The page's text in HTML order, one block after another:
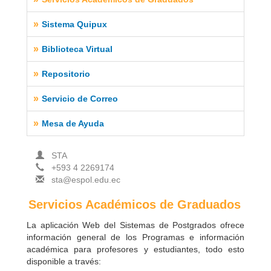
» Sistema Quipux
» Biblioteca Virtual
» Repositorio
» Servicio de Correo
» Mesa de Ayuda
STA
+593 4 2269174
sta@espol.edu.ec
Servicios Académicos de Graduados
La aplicación Web del Sistemas de Postgrados ofrece
información general de los Programas e información
académica para profesores y estudiantes, todo esto
disponible a través: